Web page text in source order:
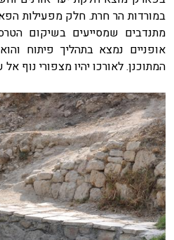
במורדות הר חרת. חלק מפעילות
מתנדבים שמסייעים בשיקום
אופניים נמצא בתהליך פיתוח
המתוכנן. לאורכו יהיו מצפורי נוף